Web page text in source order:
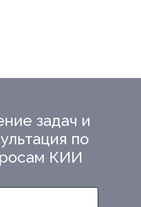
задач и
по
КИИ